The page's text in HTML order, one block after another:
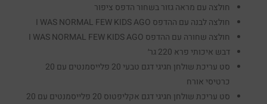
חולצה עם מראה גזור בשחור הדפס ציפור
חולצה לבנה עם ההדפס I WAS NORMAL FEW KIDS AGO
חולצה שחורה עם ההדפס I WAS NORMAL FEW KIDS AGO
דבש איכותי פרא 220 גר׳
סט עריכת שולחן חגיגי דגם טבעי 20 פלייסמנטים עם 20
כרטיסי אורח
סט עריכת שולחן חגיגי דגם אקליפטוס 20 פלייסמנטים עם 20